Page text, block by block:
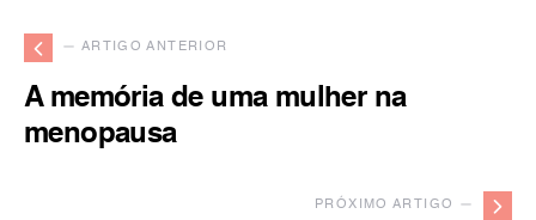
— ARTIGO ANTERIOR
A memória de uma mulher na
menopausa
PRÓXIMO ARTIGO —